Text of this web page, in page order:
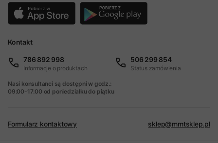
Kontakt
786 892 998
Informacje o produktach
506 299 854
Status zamówienia
Nasi konsultanci są dostępni w godz.:
09:00-17:00 od poniedziałku do piątku
Formularz kontaktowy sklep@mmtsklep.pl